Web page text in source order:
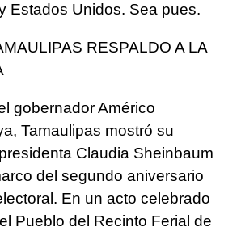
Estados Unidos. Sea pues.
RESPALDO A LA
gobernador Américo
Tamaulipas mostró su
Claudia Sheinbaum
del segundo aniversario
En un acto celebrado
Pueblo del Recinto Ferial de